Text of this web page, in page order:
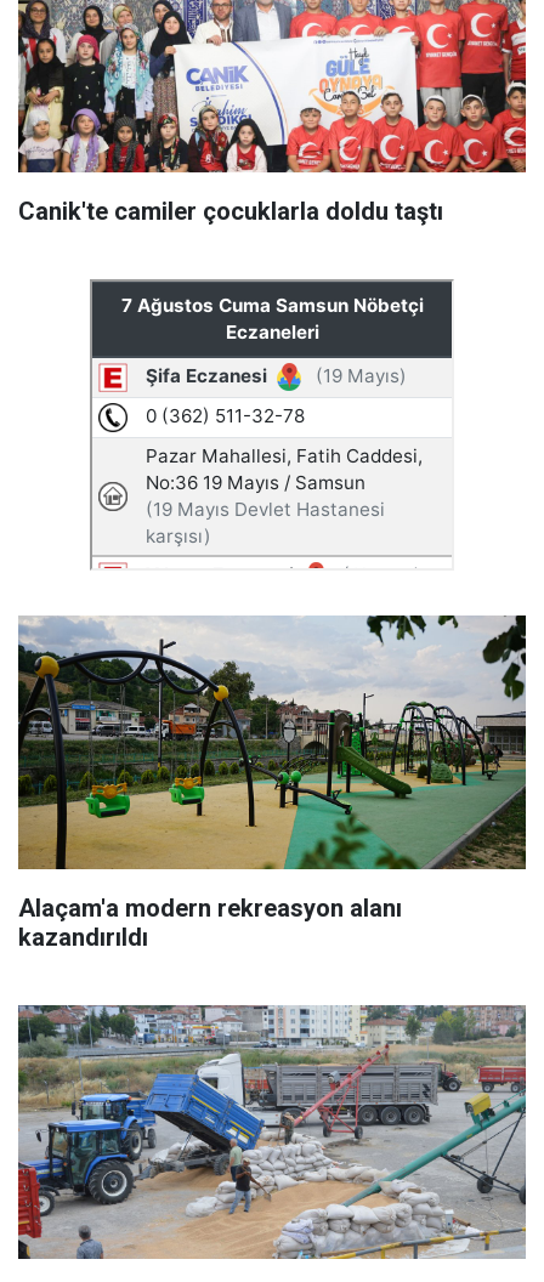
Canik'te camiler çocuklarla doldu taştı
Alaçam'a modern rekreasyon alanı
kazandırıldı